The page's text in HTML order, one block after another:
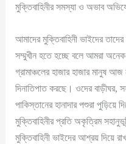
মুক্তিবাহিনীর সমস্যা ও অভাব
আমাদের মুক্তিবাহিনী ভাইদের
সম্মুখীন হতে হচ্ছে বলে আমরা অনেক
গ্রামাঞ্চলের হাজার হাজার মানুষ আজ
দিনাতিপাত করছে। ওদের বাড়ীঘর,
পাকিস্তানের হানাদার পশুরা পুড়িয়ে
মুক্তিবাহিনীর প্রতি অকৃত্রিম
মুক্তিবাহিনী ভাইদের আশ্রয় দিয়ে